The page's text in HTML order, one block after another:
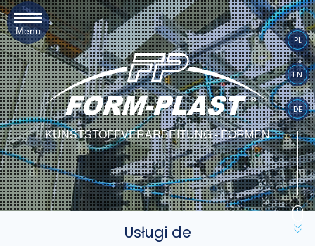
Menu
PL
EN
DE
KUNSTSTOFFVERARBEITUNG - FORMEN
Usługi de